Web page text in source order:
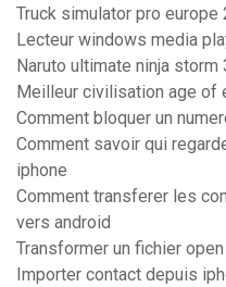
Truck simulator pro europe
Lecteur windows media
Naruto ultimate ninja
Meilleur civilisation age of
Comment bloquer un
Comment savoir qui
iphone
Comment transferer les
vers android
Transformer un fichier
Importer contact depuis